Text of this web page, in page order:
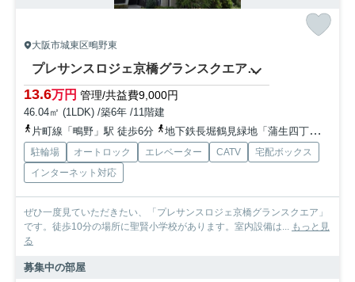
大阪市城東区鴫野東
プレサンスロジェ京橋グランスクエア 聖賢小学校区
13.6万円 管理/共益費9,000円
46.04㎡ (1LDK) /築6年 /11階建
片町線「鴫野」駅 徒歩6分
地下鉄長堀鶴見緑地「蒲生四丁目」駅 徒歩10分
駐輪場 オートロック エレベーター CATV
宅配ボックス
インターネット対応
ぜひ一度見ていただきたい、「プレサンスロジェ京橋グランスクエア」
です。徒歩10分の場所に聖賢小学校があります。室内設備は... もっと見
る
募集中の部屋